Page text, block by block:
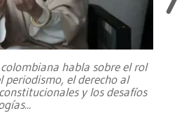
habla sobre el rol
periodismo, el derecho al
y los desafíos
...